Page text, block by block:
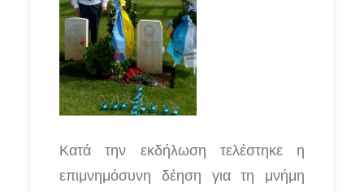
Κατά την εκδήλωση τελέστηκε η
επιμνημόσυνη δέηση για τη μνήμη